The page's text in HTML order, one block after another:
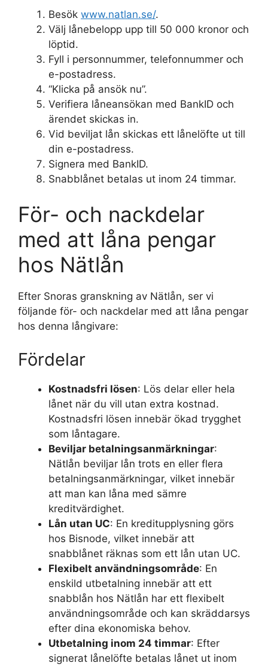
Besök www.natlan.se/.
Välj lånebelopp upp till 50 000 kronor och
löptid.
Fyll i personnummer, telefonnummer och
e-postadress.
“Klicka på ansök nu”.
Verifiera låneansökan med BankID och
ärendet skickas in.
Vid beviljat lån skickas ett lånelöfte ut till
din e-postadress.
Signera med BankID.
Snabblånet betalas ut inom 24 timmar.
För- och nackdelar
med att låna pengar
hos Nätlån
Efter Snoras granskning av Nätlån, ser vi
följande för- och nackdelar med att låna pengar
hos denna långivare:
Fördelar
Kostnadsfri lösen: Lös delar eller hela
lånet när du vill utan extra kostnad.
Kostnadsfri lösen innebär ökad trygghet
som låntagare.
Beviljar betalningsanmärkningar:
Nätlån beviljar lån trots en eller flera
betalningsanmärkningar, vilket innebär
att man kan låna med sämre
kreditvärdighet.
Lån utan UC: En kreditupplysning görs
hos Bisnode, vilket innebär att
snabblånet räknas som ett lån utan UC.
Flexibelt användningsområde: En
enskild utbetalning innebär att ett
snabblån hos Nätlån har ett flexibelt
användningsområde och kan skräddarsys
efter dina ekonomiska behov.
Utbetalning inom 24 timmar: Efter
signerat lånelöfte betalas lånet ut inom